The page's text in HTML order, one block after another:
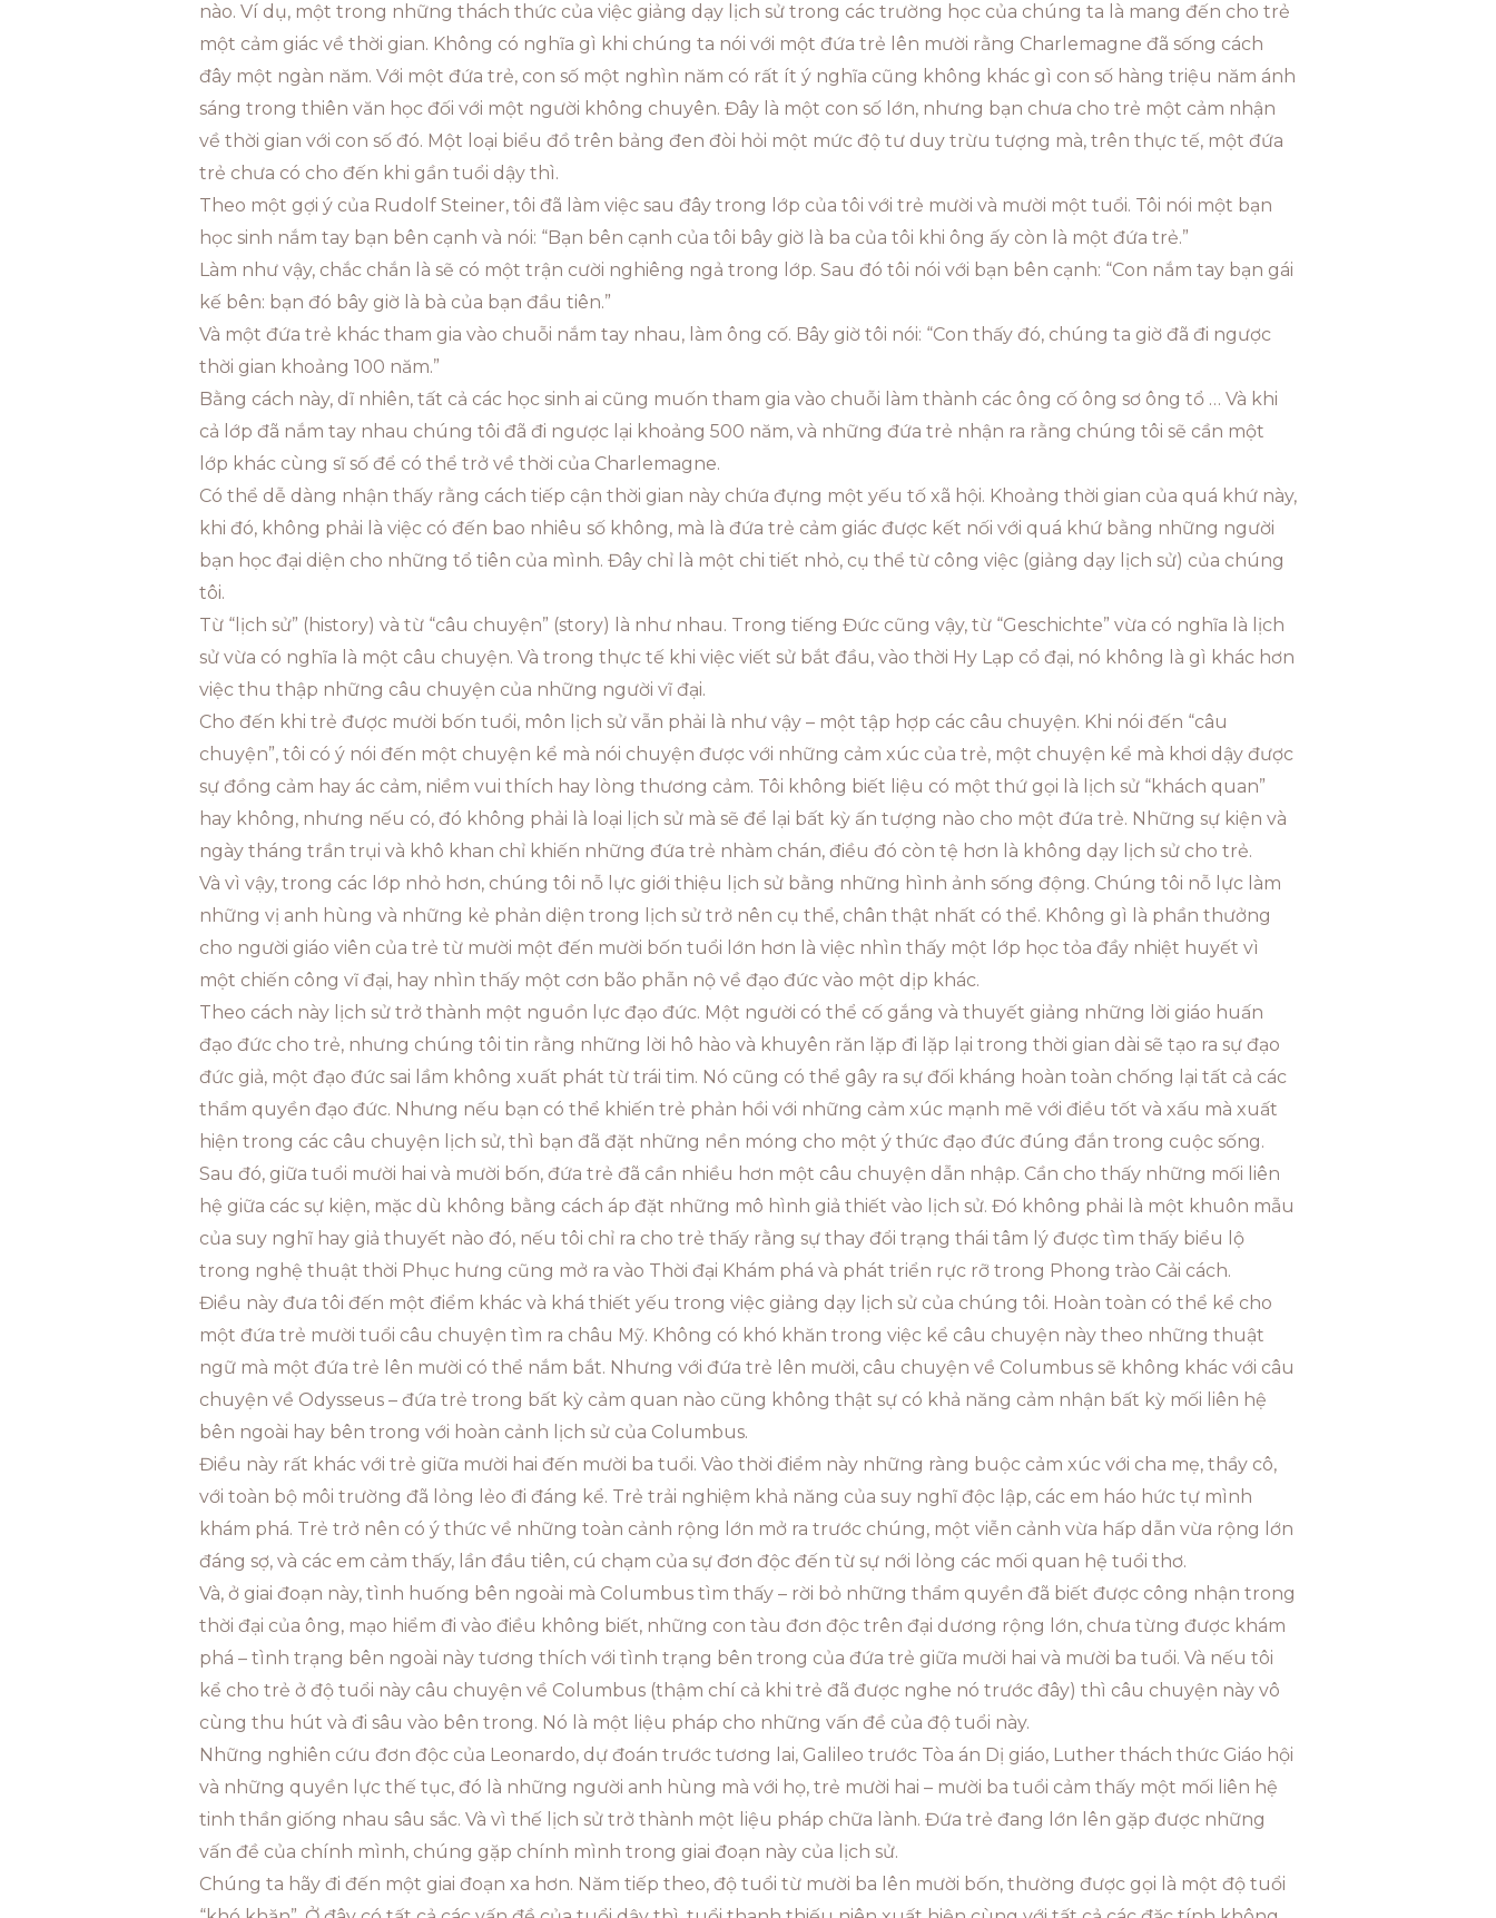
nào. Ví dụ, một trong những thách thức của việc giảng dạy lịch sử trong các trường học của chúng ta là mang đến cho trẻ
một cảm giác về thời gian. Không có nghĩa gì khi chúng ta nói với một đứa trẻ lên mười rằng Charlemagne đã sống cách
đây một ngàn năm. Với một đứa trẻ, con số một nghìn năm có rất ít ý nghĩa cũng không khác gì con số hàng triệu năm ánh
sáng trong thiên văn học đối với một người không chuyên. Đây là một con số lớn, nhưng bạn chưa cho trẻ một cảm nhận
về thời gian với con số đó. Một loại biểu đồ trên bảng đen đòi hỏi một mức độ tư duy trừu tượng mà, trên thực tế, một đứa
trẻ chưa có cho đến khi gần tuổi dậy thì.
Theo một gợi ý của Rudolf Steiner, tôi đã làm việc sau đây trong lớp của tôi với trẻ mười và mười một tuổi. Tôi nói một bạn
học sinh nắm tay bạn bên cạnh và nói: “Bạn bên cạnh của tôi bây giờ là ba của tôi khi ông ấy còn là một đứa trẻ.”
Làm như vậy, chắc chắn là sẽ có một trận cười nghiêng ngả trong lớp. Sau đó tôi nói với bạn bên cạnh: “Con nắm tay bạn gái
kế bên: bạn đó bây giờ là bà của bạn đầu tiên.”
Và một đứa trẻ khác tham gia vào chuỗi nắm tay nhau, làm ông cố. Bây giờ tôi nói: “Con thấy đó, chúng ta giờ đã đi ngược
thời gian khoảng 100 năm.”
Bằng cách này, dĩ nhiên, tất cả các học sinh ai cũng muốn tham gia vào chuỗi làm thành các ông cố ông sơ ông tổ … Và khi
cả lớp đã nắm tay nhau chúng tôi đã đi ngược lại khoảng 500 năm, và những đứa trẻ nhận ra rằng chúng tôi sẽ cần một
lớp khác cùng sĩ số để có thể trở về thời của Charlemagne.
Có thể dễ dàng nhận thấy rằng cách tiếp cận thời gian này chứa đựng một yếu tố xã hội. Khoảng thời gian của quá khứ này,
khi đó, không phải là việc có đến bao nhiêu số không, mà là đứa trẻ cảm giác được kết nối với quá khứ bằng những người
bạn học đại diện cho những tổ tiên của mình. Đây chỉ là một chi tiết nhỏ, cụ thể từ công việc (giảng dạy lịch sử) của chúng
tôi.
Từ “lịch sử” (history) và từ “câu chuyện” (story) là như nhau. Trong tiếng Đức cũng vậy, từ “Geschichte” vừa có nghĩa là lịch
sử vừa có nghĩa là một câu chuyện. Và trong thực tế khi việc viết sử bắt đầu, vào thời Hy Lạp cổ đại, nó không là gì khác hơn
việc thu thập những câu chuyện của những người vĩ đại.
Cho đến khi trẻ được mười bốn tuổi, môn lịch sử vẫn phải là như vậy – một tập hợp các câu chuyện. Khi nói đến “câu
chuyện”, tôi có ý nói đến một chuyện kể mà nói chuyện được với những cảm xúc của trẻ, một chuyện kể mà khơi dậy được
sự đồng cảm hay ác cảm, niềm vui thích hay lòng thương cảm. Tôi không biết liệu có một thứ gọi là lịch sử “khách quan”
hay không, nhưng nếu có, đó không phải là loại lịch sử mà sẽ để lại bất kỳ ấn tượng nào cho một đứa trẻ. Những sự kiện và
ngày tháng trần trụi và khô khan chỉ khiến những đứa trẻ nhàm chán, điều đó còn tệ hơn là không dạy lịch sử cho trẻ.
Và vì vậy, trong các lớp nhỏ hơn, chúng tôi nỗ lực giới thiệu lịch sử bằng những hình ảnh sống động. Chúng tôi nỗ lực làm
những vị anh hùng và những kẻ phản diện trong lịch sử trở nên cụ thể, chân thật nhất có thể. Không gì là phần thưởng
cho người giáo viên của trẻ từ mười một đến mười bốn tuổi lớn hơn là việc nhìn thấy một lớp học tỏa đầy nhiệt huyết vì
một chiến công vĩ đại, hay nhìn thấy một cơn bão phẫn nộ về đạo đức vào một dịp khác.
Theo cách này lịch sử trở thành một nguồn lực đạo đức. Một người có thể cố gắng và thuyết giảng những lời giáo huấn
đạo đức cho trẻ, nhưng chúng tôi tin rằng những lời hô hào và khuyên răn lặp đi lặp lại trong thời gian dài sẽ tạo ra sự đạo
đức giả, một đạo đức sai lầm không xuất phát từ trái tim. Nó cũng có thể gây ra sự đối kháng hoàn toàn chống lại tất cả các
thẩm quyền đạo đức. Nhưng nếu bạn có thể khiến trẻ phản hồi với những cảm xúc mạnh mẽ với điều tốt và xấu mà xuất
hiện trong các câu chuyện lịch sử, thì bạn đã đặt những nền móng cho một ý thức đạo đức đúng đắn trong cuộc sống.
Sau đó, giữa tuổi mười hai và mười bốn, đứa trẻ đã cần nhiều hơn một câu chuyện dẫn nhập. Cần cho thấy những mối liên
hệ giữa các sự kiện, mặc dù không bằng cách áp đặt những mô hình giả thiết vào lịch sử. Đó không phải là một khuôn mẫu
của suy nghĩ hay giả thuyết nào đó, nếu tôi chỉ ra cho trẻ thấy rằng sự thay đổi trạng thái tâm lý được tìm thấy biểu lộ
trong nghệ thuật thời Phục hưng cũng mở ra vào Thời đại Khám phá và phát triển rực rỡ trong Phong trào Cải cách.
Điều này đưa tôi đến một điểm khác và khá thiết yếu trong việc giảng dạy lịch sử của chúng tôi. Hoàn toàn có thể kể cho
một đứa trẻ mười tuổi câu chuyện tìm ra châu Mỹ. Không có khó khăn trong việc kể câu chuyện này theo những thuật
ngữ mà một đứa trẻ lên mười có thể nắm bắt. Nhưng với đứa trẻ lên mười, câu chuyện về Columbus sẽ không khác với câu
chuyện về Odysseus – đứa trẻ trong bất kỳ cảm quan nào cũng không thật sự có khả năng cảm nhận bất kỳ mối liên hệ
bên ngoài hay bên trong với hoàn cảnh lịch sử của Columbus.
Điều này rất khác với trẻ giữa mười hai đến mười ba tuổi. Vào thời điểm này những ràng buộc cảm xúc với cha mẹ, thầy cô,
với toàn bộ môi trường đã lỏng lẻo đi đáng kể. Trẻ trải nghiệm khả năng của suy nghĩ độc lập, các em háo hức tự mình
khám phá. Trẻ trở nên có ý thức về những toàn cảnh rộng lớn mở ra trước chúng, một viễn cảnh vừa hấp dẫn vừa rộng lớn
đáng sợ, và các em cảm thấy, lần đầu tiên, cú chạm của sự đơn độc đến từ sự nới lỏng các mối quan hệ tuổi thơ.
Và, ở giai đoạn này, tình huống bên ngoài mà Columbus tìm thấy – rời bỏ những thẩm quyền đã biết được công nhận trong
thời đại của ông, mạo hiểm đi vào điều không biết, những con tàu đơn độc trên đại dương rộng lớn, chưa từng được khám
phá – tình trạng bên ngoài này tương thích với tình trạng bên trong của đứa trẻ giữa mười hai và mười ba tuổi. Và nếu tôi
kể cho trẻ ở độ tuổi này câu chuyện về Columbus (thậm chí cả khi trẻ đã được nghe nó trước đây) thì câu chuyện này vô
cùng thu hút và đi sâu vào bên trong. Nó là một liệu pháp cho những vấn đề của độ tuổi này.
Những nghiên cứu đơn độc của Leonardo, dự đoán trước tương lai, Galileo trước Tòa án Dị giáo, Luther thách thức Giáo hội
và những quyền lực thế tục, đó là những người anh hùng mà với họ, trẻ mười hai – mười ba tuổi cảm thấy một mối liên hệ
tinh thần giống nhau sâu sắc. Và vì thế lịch sử trở thành một liệu pháp chữa lành. Đứa trẻ đang lớn lên gặp được những
vấn đề của chính mình, chúng gặp chính mình trong giai đoạn này của lịch sử.
Chúng ta hãy đi đến một giai đoạn xa hơn. Năm tiếp theo, độ tuổi từ mười ba lên mười bốn, thường được gọi là một độ tuổi